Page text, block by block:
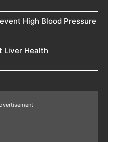
High Blood Pressure
Liver Health